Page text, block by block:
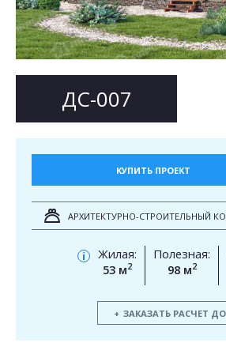
ДС-007
КУПИТЬ ПРОЕКТ
АРХИТЕКТУРНО-СТРОИТЕЛЬНЫЙ
i
Жилая:
53 м2
Полезная:
98 м2
ЗАКАЗАТЬ РАСЧЕТ
Согласен на обработку
Согласен на обработку
This site is protected by reCAPTCHA and the Google
apply.